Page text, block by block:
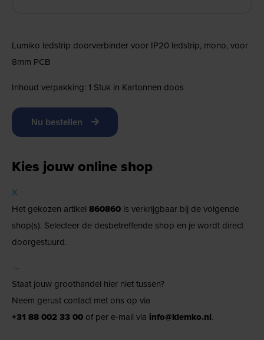
Lumiko ledstrip doorverbinder voor IP20 ledstrip, mono, voor
8mm PCB
Inhoud verpakking: 1 Stuk in Kartonnen doos
Nu bestellen
Kies jouw online shop
X
Het gekozen artikel 860860 is verkrijgbaar bij de volgende
shop(s). Selecteer de desbetreffende shop en je wordt direct
doorgestuurd.
→
Staat jouw groothandel hier niet tussen?
Neem gerust contact met ons op via
+31 88 002 33 00 of per e-mail via info@klemko.nl.